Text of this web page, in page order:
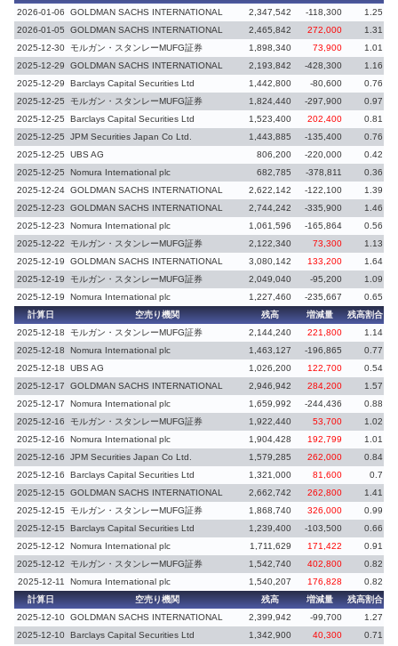
2026-01-06
GOLDMAN SACHS INTERNATIONAL 2,347,542 -118,300 1.25
2026-01-05
GOLDMAN SACHS INTERNATIONAL 2,465,842 272,000 1.31
2025-12-30 モルガン・スタンレーMUFG証券 1,898,340 73,900 1.01
2025-12-29
GOLDMAN SACHS INTERNATIONAL 2,193,842 -428,300 1.16
2025-12-29
Barclays Capital Securities Ltd 1,442,800 -80,600 0.76
2025-12-25
モルガン・スタンレーMUFG証券 1,824,440 -297,900 0.97
2025-12-25
Barclays Capital Securities Ltd 1,523,400 202,400 0.81
2025-12-25
JPM Securities Japan Co Ltd. 1,443,885 -135,400 0.76
2025-12-25
UBS AG 806,200 -220,000 0.42
2025-12-25
Nomura International plc 682,785 -378,811
0.36
2025-12-24 GOLDMAN SACHS INTERNATIONAL 2,622,142 -122,100 1.39
2025-12-23
GOLDMAN SACHS INTERNATIONAL 2,744,242 -335,900 1.46
2025-12-23
Nomura International plc 1,061,596 -165,864 0.56
2025-12-22
モルガン・スタンレーMUFG証券 2,122,340 73,300 1.13
2025-12-19
GOLDMAN SACHS INTERNATIONAL 3,080,142 133,200 1.64
2025-12-19
モルガン・スタンレーMUFG証券 2,049,040 -95,200 1.09
2025-12-19
Nomura International plc 1,227,460 -235,667 0.65
計算日
空売り機関 残高 増減量 残高割合
2025-12-18
モルガン・スタンレーMUFG証券 2,144,240 221,800 1.14
2025-12-18
Nomura International plc 1,463,127 -196,865 0.77
2025-12-18
UBS AG 1,026,200 122,700 0.54
2025-12-17
GOLDMAN SACHS INTERNATIONAL 2,946,942 284,200 1.57
2025-12-17
Nomura International plc 1,659,992 -244,436 0.88
2025-12-16
モルガン・スタンレーMUFG証券 1,922,440 53,700 1.02
2025-12-16
Nomura International plc 1,904,428 192,799
1.01
2025-12-16
JPM Securities Japan Co Ltd. 1,579,285 262,000 0.84
2025-12-16
Barclays Capital Securities Ltd 1,321,000 81,600 0.7
2025-12-15
GOLDMAN SACHS INTERNATIONAL 2,662,742 262,800 1.41
2025-12-15
モルガン・スタンレーMUFG証券 1,868,740 326,000 0.99
2025-12-15
Barclays Capital Securities Ltd 1,239,400 -103,500 0.66
2025-12-12
Nomura International plc 1,711,629 171,422 0.91
2025-12-12
モルガン・スタンレーMUFG証券 1,542,740 402,800 0.82
2025-12-11
Nomura International plc 1,540,207 176,828
0.82
計算日
空売り機関 残高 増減量 残高割合
2025-12-10 GOLDMAN SACHS INTERNATIONAL 2,399,942 -99,700 1.27
2025-12-10 Barclays Capital Securities Ltd 1,342,900 40,300 0.71